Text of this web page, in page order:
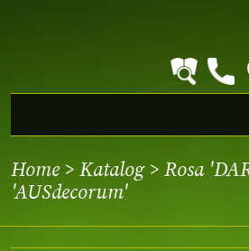
Home > Katalog> Rosa
'AUSdecorum'